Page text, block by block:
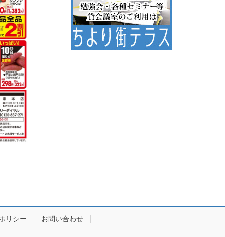
リシー お問い合わせ